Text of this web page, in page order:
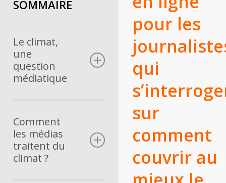
SOMMAIRE
Le climat,
une
question
médiatique
pédagogie
La préoccupation n°1
des Français
Comment
les médias
traitent du
climat ?
pour les
qui
sur
comment
couvrir au